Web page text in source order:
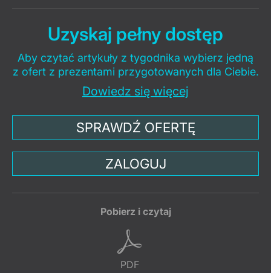
Uzyskaj pełny dostęp
Aby czytać artykuły z tygodnika wybierz jedną
z ofert z prezentami przygotowanych dla Ciebie.
Dowiedz się więcej
SPRAWDŹ OFERTĘ
ZALOGUJ
Pobierz i czytaj
PDF